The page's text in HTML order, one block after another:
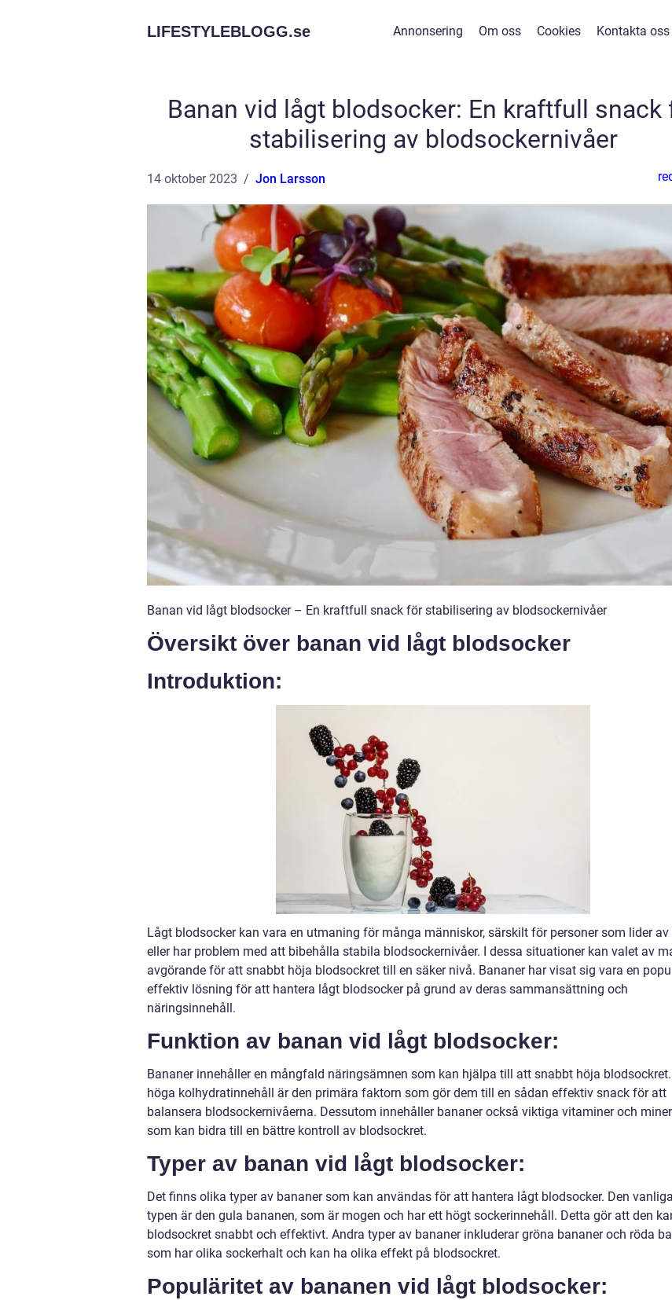
LIFESTYLEBLOGG.se Annonsering Om oss Cookies Kontakta oss
Banan vid lågt blodsocker: En kraftfull snack
stabilisering av blodsockernivåer
14 oktober 2023 Jon Larsson
Banan vid lågt blodsocker – En kraftfull snack för stabilisering av blodsockernivåer
Översikt över banan vid lågt blodsocker
Introduktion:
Lågt blodsocker kan vara en utmaning för många människor, särskilt för personer som lider av
eller har problem med att bibehålla stabila blodsockernivåer. I dessa situationer kan valet av
avgörande för att snabbt höja blodsockret till en säker nivå. Bananer har visat sig vara en
effektiv lösning för att hantera lågt blodsocker på grund av deras sammansättning och
näringsinnehåll.
Funktion av banan vid lågt blodsocker:
Bananer innehåller en mångfald näringsämnen som kan hjälpa till att snabbt höja
höga kolhydratinnehåll är den primära faktorn som gör dem till en sådan effektiv snack för att
balansera blodsockernivåerna. Dessutom innehåller bananer också viktiga vitaminer och
som kan bidra till en bättre kontroll av blodsockret.
Typer av banan vid lågt blodsocker:
Det finns olika typer av bananer som kan användas för att hantera lågt blodsocker. Den
typen är den gula bananen, som är mogen och har ett högt sockerinnehåll. Detta gör att den
blodsockret snabbt och effektivt. Andra typer av bananer inkluderar gröna bananer och röda
som har olika sockerhalt och kan ha olika effekt på blodsockret.
Populäritet av bananen vid lågt blodsocker: